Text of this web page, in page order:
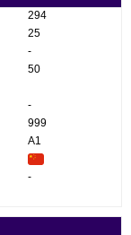
294
25
-
50
-
999
A1
-